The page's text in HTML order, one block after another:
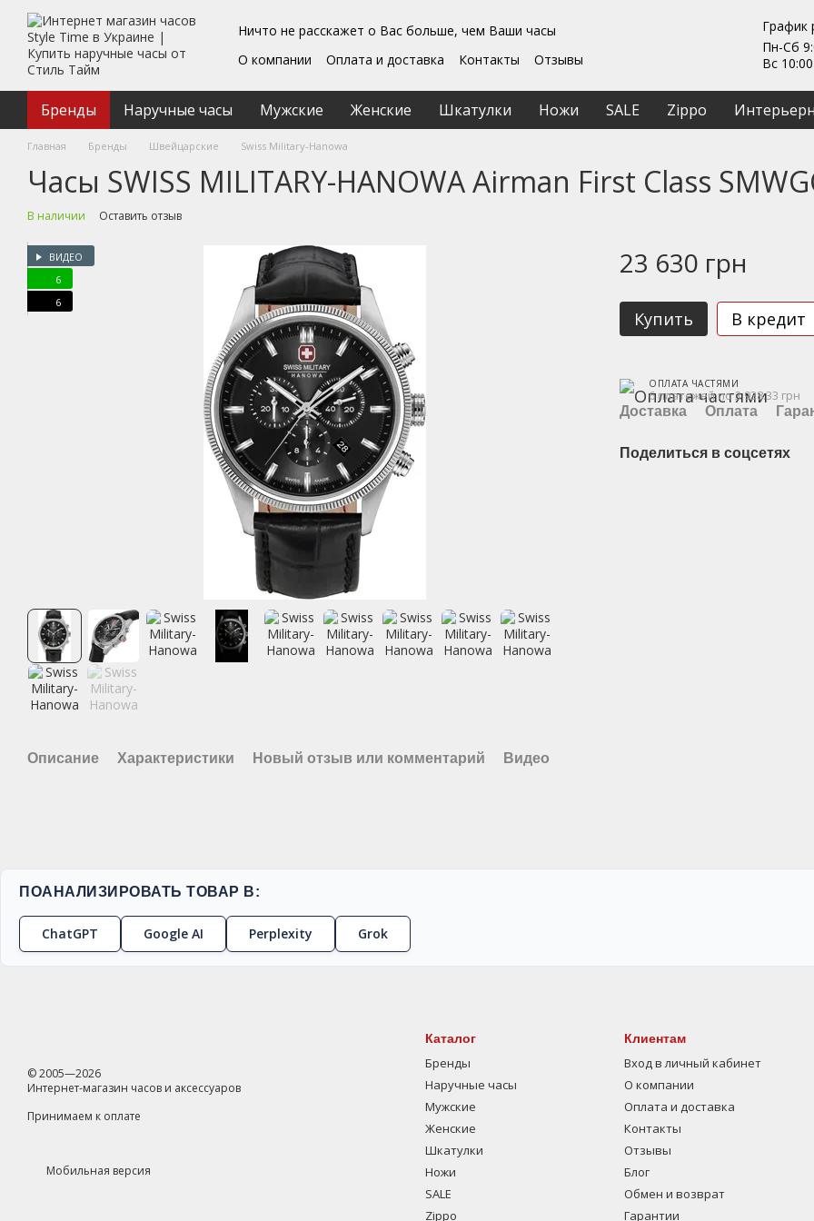
Перейти к основному контенту
Ничто не расскажет о Вас больше, чем Ваши часы
О компании
Оплата и доставка Контакты
Отзывы
Пользовательское соглашение
График
Пн-Сб
Вс
Бренды Наручные часы Мужские Женские Шкатулки Ножи SALE Zippo
Главная Бренды Швейцарские Swiss Military-Hanowa
Часы SWISS MILITARY-HANOWA Airman First Class
В наличии Оставить отзыв
ВИДЕО
6
6
Описание Характеристики Новый отзыв или комментарий Видео
23 630 грн
Купить В кредит
ОПЛАТА ЧАСТЯМИ
6 платежей по 3 938.33 грн
Доставка Оплата
Поделиться в соцсетях
ПОАНАЛИЗИРОВАТЬ ТОВАР В:
ChatGPT Google AI Perplexity Grok
© 2005—2026
Интернет-магазин часов и аксессуаров
Принимаем к оплате
Мобильная версия
Каталог
Бренды
Наручные часы
Мужские
Женские
Шкатулки
Ножи
SALE
Zippo
Клиентам
Вход в личный кабинет
О компании
Оплата и доставка
Контакты
Отзывы
Блог
Обмен и возврат
Гарантии